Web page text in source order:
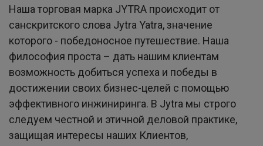
Наша торговая марка JYTRA происходит от
санскритского слова Jytra Yatra, значение
которого - победоносное путешествие. Наша
философия проста – дать нашим клиентам
возможность добиться успеха и победы в
достижении своих бизнес-целей с помощью
эффективного инжиниринга. В Jytra мы строго
следуем честной и этичной деловой практике,
защищая интересы наших Клиентов,